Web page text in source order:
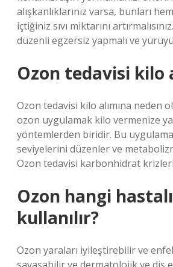
alışkanlıklarınız varsa, bunları
içtiğiniz sıvı miktarını
düzenli egzersiz yapmalı ve
Ozon tedavisi kilo
Ozon tedavisi kilo alımına neden
ozon uygulamak kilo vermenize
yöntemlerden biridir. Bu
seviyelerini düzenler ve
Ozon tedavisi karbonhidrat
Ozon hangi
kullanılır?
Ozon yaraları iyileştirebilir ve